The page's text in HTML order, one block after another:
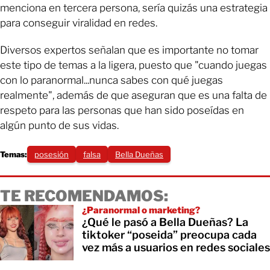
menciona en tercera persona, sería quizás una estrategia
para conseguir viralidad en redes.
Diversos expertos señalan que es importante no tomar
este tipo de temas a la ligera, puesto que "cuando juegas
con lo paranormal...nunca sabes con qué juegas
realmente", además de que aseguran que es una falta de
respeto para las personas que han sido poseídas en
algún punto de sus vidas.
Temas: posesión falsa Bella Dueñas
TE RECOMENDAMOS:
¿Paranormal o marketing?
¿Qué le pasó a Bella Dueñas? La
tiktoker “poseida” preocupa cada
vez más a usuarios en redes sociales